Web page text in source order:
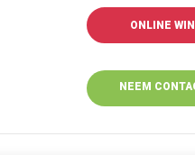
ONLINE
NEEM